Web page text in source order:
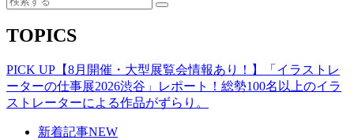
TOPICS
PICK UP 【8月開催・大型展覧会情報あり！】「イラストレ
ーターの仕事展2026渋谷」レポート！総勢100名以上のイラ
ストレーターによる作品がずらり。
新着記事NEW